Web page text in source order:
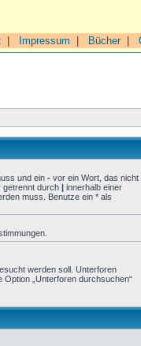
Impressum Bücher|
und ein - vor ein Wort, das nicht
getrennt durch | innerhalb einer
muss. Benutze ein * als
werden soll. Unterforen
„Unterforen durchsuchen“